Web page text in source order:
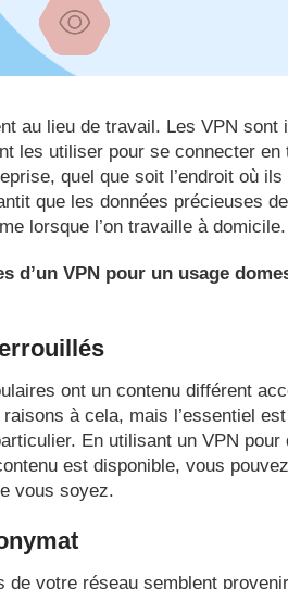
au lieu de travail. Les VPN sont
les utiliser pour se connecter en
quel que soit l’endroit où
que les données précieuses
lorsque l’on travaille à domicile.
d’un VPN pour un usage
ont un contenu différent
à cela, mais l’essentiel
En utilisant un VPN pour
est disponible, vous
vous soyez.
votre réseau semblent